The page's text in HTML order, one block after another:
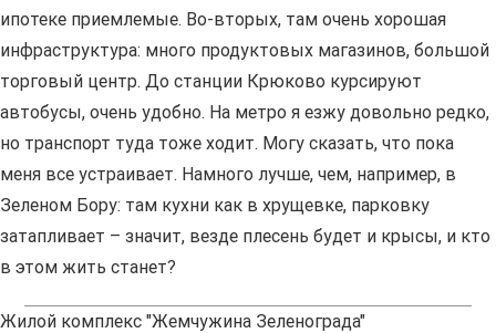
ипотеке приемлемые. Во-вторых, там очень хорошая
инфраструктура: много продуктовых магазинов, большой
торговый центр. До станции Крюково курсируют
автобусы, очень удобно. На метро я езжу довольно редко,
но транспорт туда тоже ходит. Могу сказать, что пока
меня все устраивает. Намного лучше, чем, например, в
Зеленом Бору: там кухни как в хрущевке, парковку
затапливает – значит, везде плесень будет и крысы, и кто
в этом жить станет?
Жилой комплекс "Жемчужина Зеленограда"